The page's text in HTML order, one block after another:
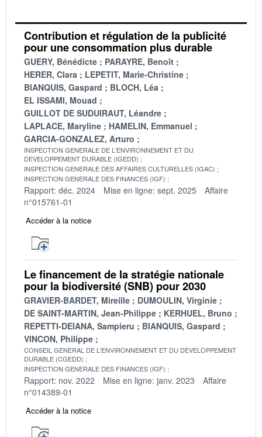
Contribution et régulation de la publicité
pour une consommation plus durable
GUERY, Bénédicte
PARAYRE, Benoît
HERER, Clara
LEPETIT, Marie-Christine
BIANQUIS, Gaspard
BLOCH, Léa
EL ISSAMI, Mouad
GUILLOT DE SUDUIRAUT, Léandre
LAPLACE, Maryline
HAMELIN, Emmanuel
GARCIA-GONZALEZ, Arturo
INSPECTION GENERALE DE L'ENVIRONNEMENT ET DU
DEVELOPPEMENT DURABLE (IGEDD)
INSPECTION GENERALE DES AFFAIRES CULTURELLES (IGAC)
INSPECTION GENERALE DES FINANCES (IGF)
Rapport: déc. 2024 Mise en ligne: sept. 2025
Affaire
n°015761-01
Accéder à la notice
Le financement de la stratégie nationale
pour la biodiversité (SNB) pour 2030
GRAVIER-BARDET, Mireille
DUMOULIN, Virginie
DE SAINT-MARTIN, Jean-Philippe
KERHUEL, Bruno
REPETTI-DEIANA, Sampieru
BIANQUIS, Gaspard
VINCON, Philippe
CONSEIL GENERAL DE L'ENVIRONNEMENT ET DU DEVELOPPEMENT
DURABLE (CGEDD)
INSPECTION GENERALE DES FINANCES (IGF)
Rapport: nov. 2022 Mise en ligne: janv. 2023
Affaire
n°014389-01
Accéder à la notice